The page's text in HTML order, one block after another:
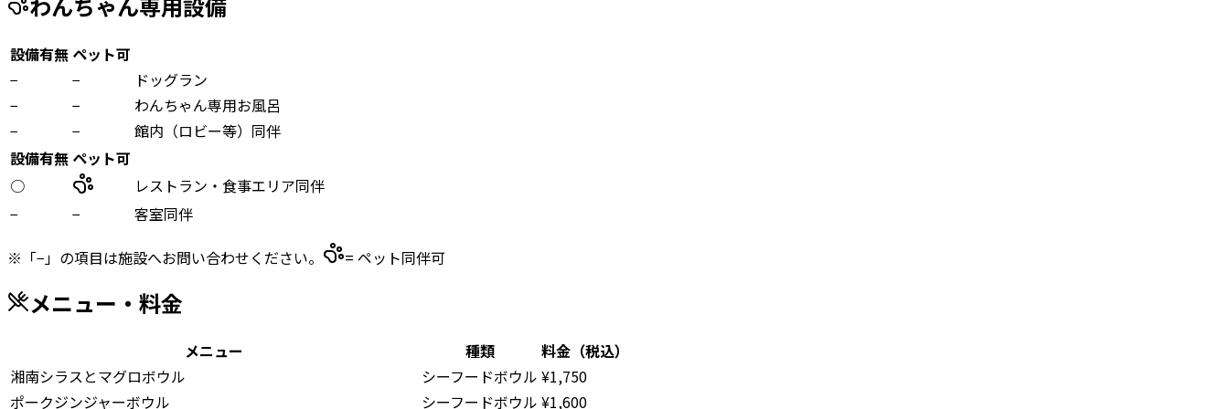
設備有無 ペット可
−
−
ドッグラン
−
−
わんちゃん専用お風呂
−
−
館内（ロビー等）同伴
設備有無 ペット可
○
レストラン・食事エリア同伴
−
−
客室同伴
※「−」の項目は施設へお問い合わせください。
= ペット同伴可
メニュー・料金
メニュー 種類
料金（税込）
湘南シラスとマグロボウル
シーフードボウル ¥1,750
ポークジンジャーボウル
シーフードボウル ¥1,600